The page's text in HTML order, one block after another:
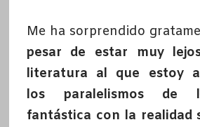
Me ha sorprendido
pesar de estar muy
literatura al que estoy
los paralelismos de
fantástica con la realidad